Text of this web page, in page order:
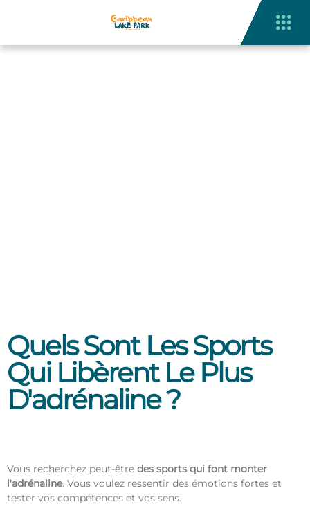
Quels Sont Les Sports
Qui Libèrent Le Plus
D'adrénaline ?
Vous recherchez peut-être des sports qui font monter
l'adrénaline. Vous voulez ressentir des émotions fortes et
tester vos compétences et vos sens.